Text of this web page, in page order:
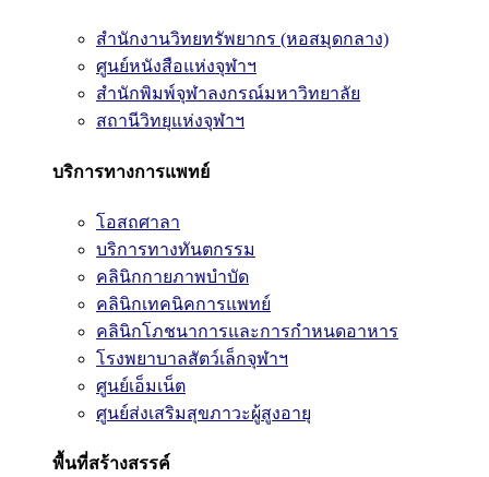
สำนักงานวิทยทรัพยากร (หอสมุดกลาง)
ศูนย์หนังสือแห่งจุฬาฯ
สำนักพิมพ์จุฬาลงกรณ์มหาวิทยาลัย
สถานีวิทยุแห่งจุฬาฯ
บริการทางการแพทย์
โอสถศาลา
บริการทางทันตกรรม
คลินิกกายภาพบำบัด
คลินิกเทคนิคการแพทย์
คลินิกโภชนาการและการกำหนดอาหาร
โรงพยาบาลสัตว์เล็กจุฬาฯ
ศูนย์เอ็มเน็ต
ศูนย์ส่งเสริมสุขภาวะผู้สูงอายุ
พื้นที่สร้างสรรค์